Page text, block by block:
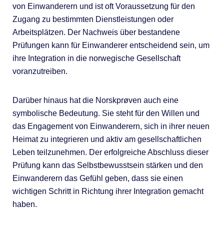
von Einwanderern und ist oft Voraussetzung für den
Zugang zu bestimmten Dienstleistungen oder
Arbeitsplätzen. Der Nachweis über bestandene
Prüfungen kann für Einwanderer entscheidend sein, um
ihre Integration in die norwegische Gesellschaft
voranzutreiben.
Darüber hinaus hat die Norskprøven auch eine
symbolische Bedeutung. Sie steht für den Willen und
das Engagement von Einwanderern, sich in ihrer neuen
Heimat zu integrieren und aktiv am gesellschaftlichen
Leben teilzunehmen. Der erfolgreiche Abschluss dieser
Prüfung kann das Selbstbewusstsein stärken und den
Einwanderern das Gefühl geben, dass sie einen
wichtigen Schritt in Richtung ihrer Integration gemacht
haben.